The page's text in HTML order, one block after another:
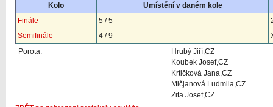
Kolo
Umístění v daném kole
Finále
5 / 5
Semifinále
4 / 9
Porota:
Hrubý Jiří,CZ
Koubek Josef,CZ
Krtičková Jana,CZ
Mičjanová Ludmila,CZ
Zita Josef,CZ